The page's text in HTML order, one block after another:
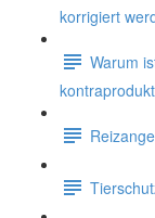
korrigiert
Warum